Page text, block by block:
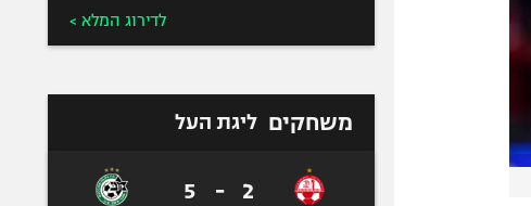
לדירוג המלא >
משחקים ליגת העל
2
-
5